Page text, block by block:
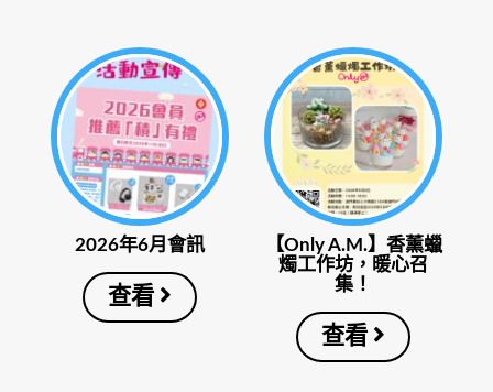
2026年6月會訊
查看
【Only A.M.】香薰蠟
燭工作坊，暖心召
集！
查看